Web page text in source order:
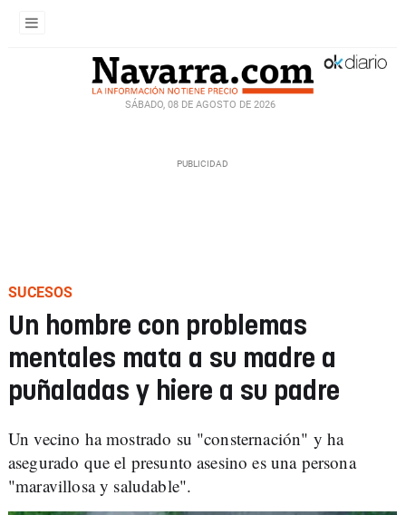
SÁBADO, 08 DE AGOSTO DE 2026
SUCESOS
Un hombre con problemas
mentales mata a su madre a
puñaladas y hiere a su padre
Un vecino ha mostrado su "consternación" y ha
asegurado que el presunto asesino es una persona
"maravillosa y saludable".